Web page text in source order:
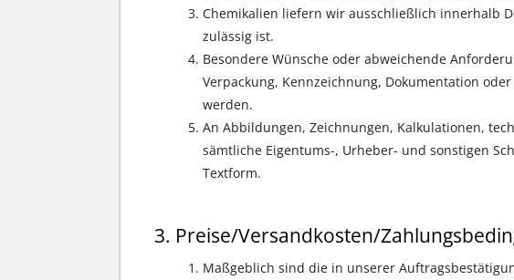
Chemikalien liefern wir ausschließlich innerhalb
zulässig ist.
Besondere Wünsche oder abweichende
Verpackung, Kennzeichnung, Dokumentation
werden.
An Abbildungen, Zeichnungen, Kalkulationen,
sämtliche Eigentums-, Urheber- und sonstigen
Textform.
Preise/Versandkosten/
Maßgeblich sind die in unserer